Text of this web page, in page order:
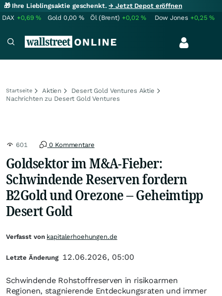
🎁 Ihre Lieblingsaktie geschenkt.→ Jetzt Depot eröffnen
DAX +0,69% Gold 0,00 % Öl (Brent) +0,02% Dow Jones +0,25%
Startseite Aktien
Desert Gold Ventures Aktie
Nachrichten zu Desert Gold Ventures
601 0 Kommentare
Goldsektor im M&A-Fieber:
Schwindende Reserven fordern
B2Gold und Orezone – Geheimtipp
Desert Gold
Schwindende Rohstoffreserven in risikoarmen
Regionen, stagnierende Entdeckungsraten und immer
Verfasst von kapitalerhoehungen.de
Letzte Änderung 12.06.2026, 05:00